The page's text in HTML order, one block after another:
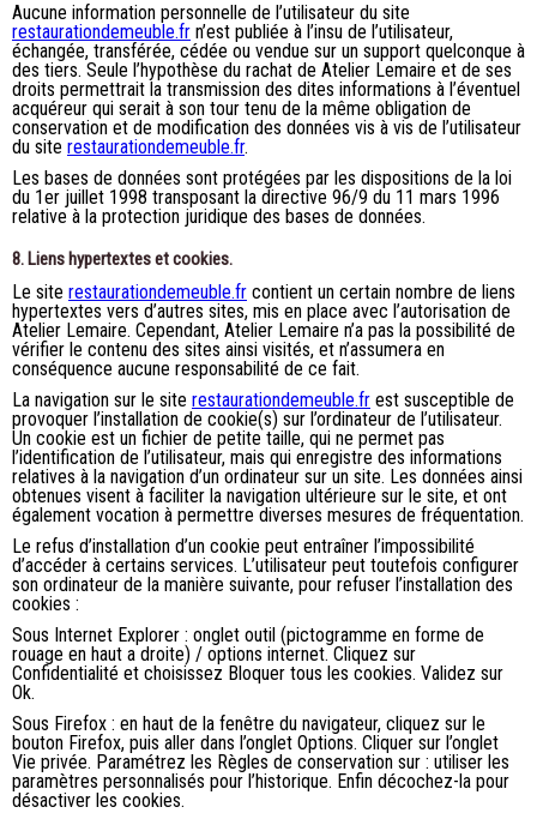
Aucune information personnelle de l’utilisateur du site
restaurationdemeuble.fr n’est publiée à l’insu de l’utilisateur,
échangée, transférée, cédée ou vendue sur un support quelconque à
des tiers. Seule l’hypothèse du rachat de Atelier Lemaire et de ses
droits permettrait la transmission des dites informations à l’éventuel
acquéreur qui serait à son tour tenu de la même obligation de
conservation et de modification des données vis à vis de l’utilisateur
du site restaurationdemeuble.fr.
Les bases de données sont protégées par les dispositions de la loi
du 1er juillet 1998 transposant la directive 96/9 du 11 mars 1996
relative à la protection juridique des bases de données.
8. Liens hypertextes et cookies.
Le site restaurationdemeuble.fr contient un certain nombre de liens
hypertextes vers d’autres sites, mis en place avec l’autorisation de
Atelier Lemaire. Cependant, Atelier Lemaire n’a pas la possibilité de
vérifier le contenu des sites ainsi visités, et n’assumera en
conséquence aucune responsabilité de ce fait.
La navigation sur le site restaurationdemeuble.fr est susceptible de
provoquer l’installation de cookie(s) sur l’ordinateur de l’utilisateur.
Un cookie est un fichier de petite taille, qui ne permet pas
l’identification de l’utilisateur, mais qui enregistre des informations
relatives à la navigation d’un ordinateur sur un site. Les données ainsi
obtenues visent à faciliter la navigation ultérieure sur le site, et ont
également vocation à permettre diverses mesures de fréquentation.
Le refus d’installation d’un cookie peut entraîner l’impossibilité
d’accéder à certains services. L’utilisateur peut toutefois configurer
son ordinateur de la manière suivante, pour refuser l’installation des
cookies :
Sous Internet Explorer : onglet outil (pictogramme en forme de
rouage en haut a droite) / options internet. Cliquez sur
Confidentialité et choisissez Bloquer tous les cookies. Validez sur
Ok.
Sous Firefox : en haut de la fenêtre du navigateur, cliquez sur le
bouton Firefox, puis aller dans l’onglet Options. Cliquer sur l’onglet
Vie privée. Paramétrez les Règles de conservation sur : utiliser les
paramètres personnalisés pour l’historique. Enfin décochez-la pour
désactiver les cookies.